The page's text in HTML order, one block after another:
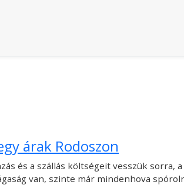
árak Rodoszon
és a szállás költségeit vesszük sorra,
van, szinte már mindenhova